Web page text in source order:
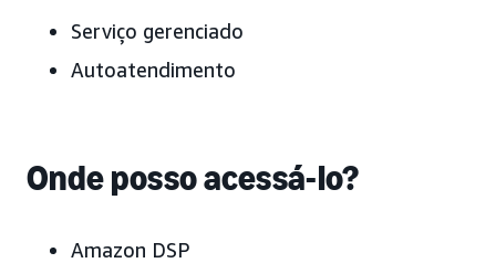
Serviço gerenciado
Autoatendimento
Onde posso acessá-lo?
Amazon DSP